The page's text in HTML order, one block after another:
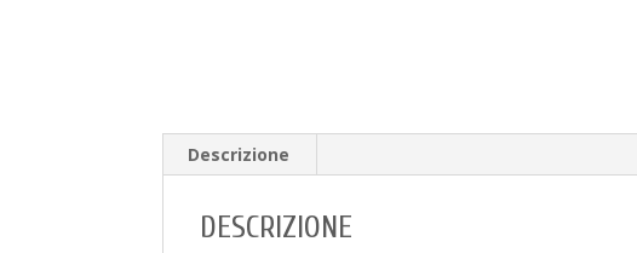
Descrizione
DESCRIZIONE